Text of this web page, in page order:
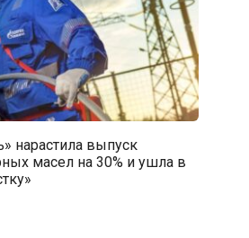
нарастила выпуск
масел на 30% и ушла в